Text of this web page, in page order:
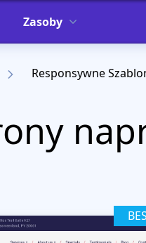
Zasoby
Responsywne